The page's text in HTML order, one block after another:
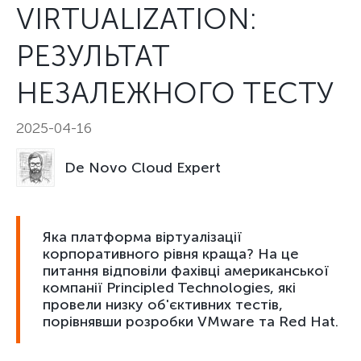
VIRTUALIZATION:
РЕЗУЛЬТАТ
НЕЗАЛЕЖНОГО ТЕСТУ
2025-04-16
De Novo Cloud Expert
Яка платформа віртуалізації
корпоративного рівня краща? На це
питання відповіли фахівці американської
компанії Principled Technologies, які
провели низку об'єктивних тестів,
порівнявши розробки VMware та Red Hat.